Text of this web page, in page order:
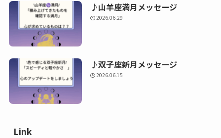
♪山羊座満月メッセージ
2026.06.29
♪双子座新月メッセージ
2026.06.15
Link